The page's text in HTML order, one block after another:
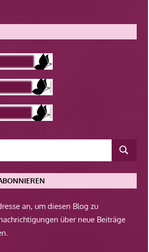
an, um diesen Blog zu
über neue Beiträge